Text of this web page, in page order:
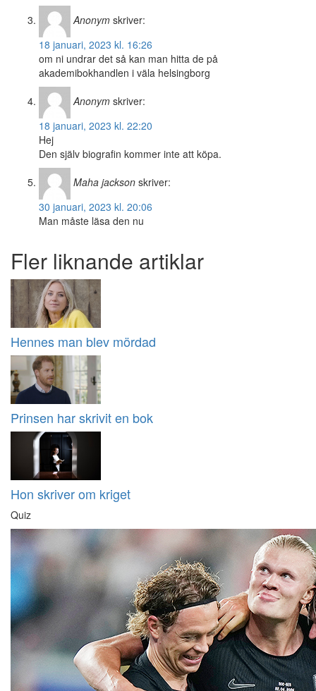
Anonym skriver:
18 januari, 2023 kl. 16:26
om ni undrar det så kan man hitta de på
akademibokhandlen i väla helsingborg
Anonym skriver:
18 januari, 2023 kl. 22:20
Hej
Den själv biografin kommer inte att köpa.
Maha jackson skriver:
30 januari, 2023 kl. 20:06
Man måste läsa den nu
Fler liknande artiklar
Hennes man blev mördad
Prinsen har skrivit en bok
Hon skriver om kriget
Quiz